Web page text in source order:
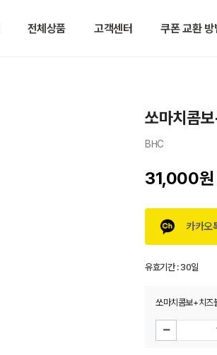
전체상품 고객센터 쿠폰 교환 방
쏘마치콤
BHC
31,000원
카카오
유효기간 :30일
쏘마치콤보+치즈